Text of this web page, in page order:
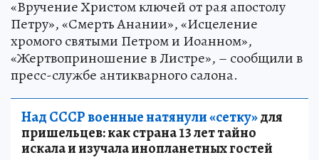
«Вручение Христом ключей от рая апостолу
Петру», «Смерть Анании», «Исцеление
хромого святыми Петром и Иоанном»,
«Жертвоприношение в Листре», – сообщили в
пресс-службе антикварного салона.
Над СССР военные натянули «сетку»для
пришельцев: как страна 13 лет тайно
искала и изучала инопланетных гостей